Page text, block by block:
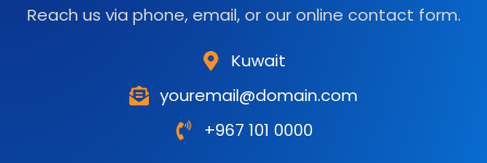
Reach us via phone, email, or our online contact form.
Kuwait
youremail@domain.com
+967 101 0000